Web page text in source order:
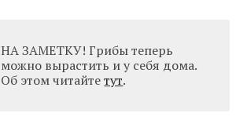
НА ЗАМЕТКУ! Грибы теперь
можно вырастить и у себя дома.
Об этом читайтетут.